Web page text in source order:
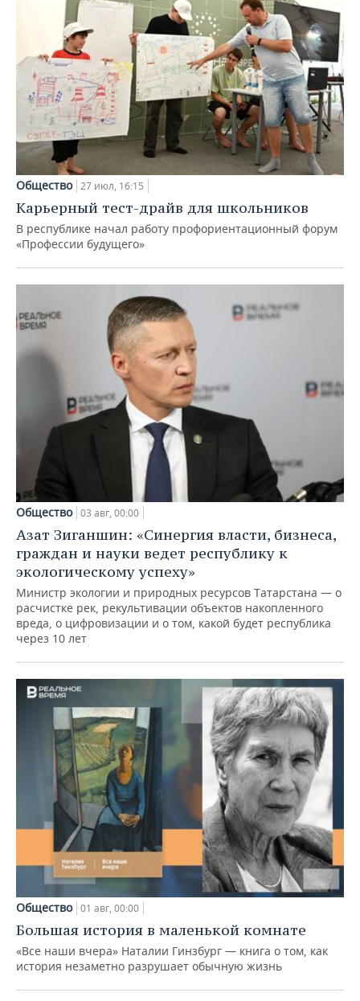
Общество 27 июл, 16:15
Карьерный тест-драйв для школьников
В республике начал работу профориентационный форум
«Профессии будущего»
Общество 03 авг, 00:00
Азат Зиганшин: «Синергия власти, бизнеса,
граждан и науки ведет республику к
экологическому успеху»
Министр экологии и природных ресурсов Татарстана — о
расчистке рек, рекультивации объектов накопленного
вреда, о цифровизации и о том, какой будет республика
через 10 лет
Общество 01 авг, 00:00
Большая история в маленькой комнате
«Все наши вчера» Наталии Гинзбург — книга о том, как
история незаметно разрушает обычную жизнь